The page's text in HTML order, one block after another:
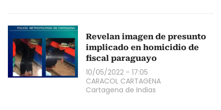
Revelan imagen de presunto
implicado en homicidio de
fiscal paraguayo
10/05/2022 - 17:05
CARACOL CARTAGENA
Cartagena de Indias